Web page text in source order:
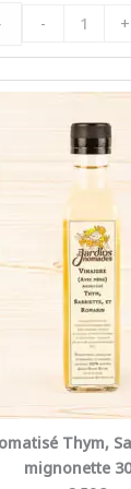
-
quantité
aromatisé
+
Thym,
mignonette